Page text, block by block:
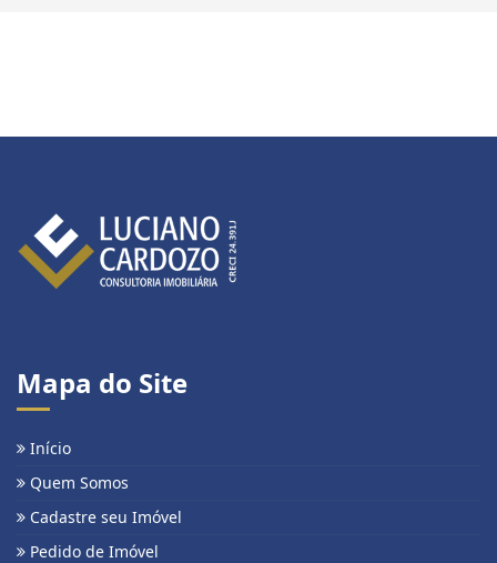
Mapa do Site
Início
Quem Somos
Cadastre seu Imóvel
Pedido de Imóvel